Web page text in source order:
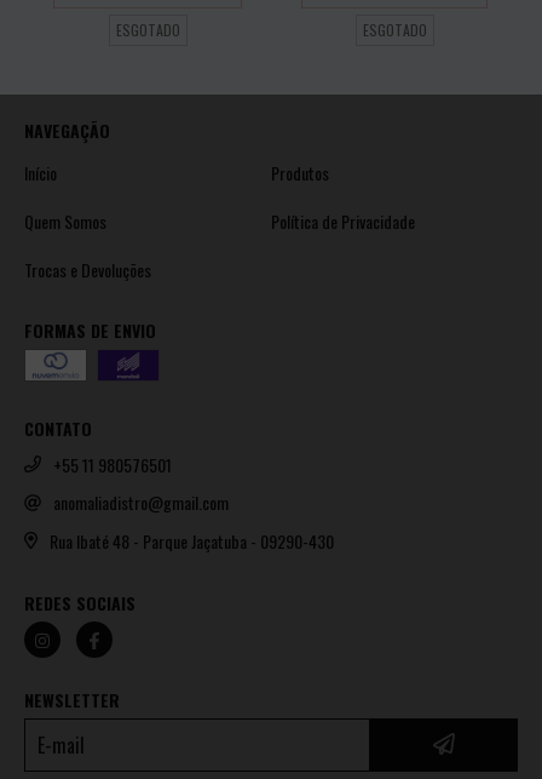
ESGOTADO
ESGOTADO
NAVEGAÇÃO
Início
Produtos
Quem Somos
Política de Privacidade
Trocas e Devoluções
FORMAS DE ENVIO
CONTATO
+55 11 980576501
anomaliadistro@gmail.com
Rua Ibaté 48 - Parque Jaçatuba - 09290-430
REDES SOCIAIS
NEWSLETTER